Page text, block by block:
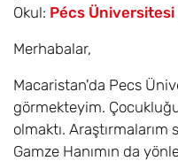
Okul: Pécs Üniversitesi
Merhabalar,
Macaristan'da Pecs
görmekteyim.
olmaktı. Araştırmalarım
Gamze Hanımın da